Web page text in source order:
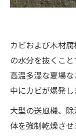
カビおよび木材
の水分を抜くこ
高温多湿な夏場
中にカビが爆発し
大型の送風機、
体を強制乾燥さ